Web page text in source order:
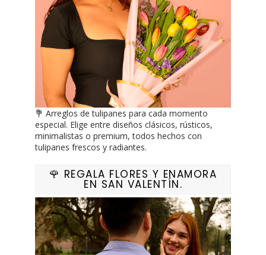
💐 Arreglos de tulipanes para cada momento
especial. Elige entre diseños clásicos, rústicos,
minimalistas o premium, todos hechos con
tulipanes frescos y radiantes.
🌹 REGALA FLORES Y ENAMORA
EN SAN VALENTÍN.